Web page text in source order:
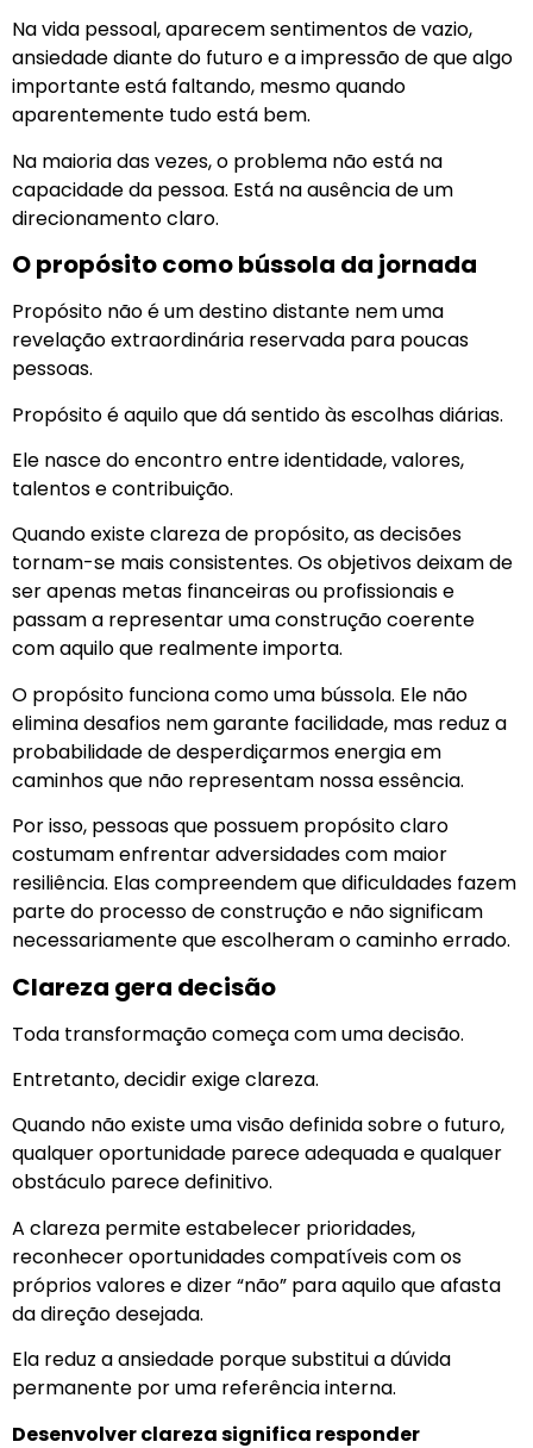
Na vida pessoal, aparecem sentimentos de vazio,
ansiedade diante do futuro e a impressão de que algo
importante está faltando, mesmo quando
aparentemente tudo está bem.
Na maioria das vezes, o problema não está na
capacidade da pessoa. Está na ausência de um
direcionamento claro.
O propósito como bússola da jornada
Propósito não é um destino distante nem uma
revelação extraordinária reservada para poucas
pessoas.
Propósito é aquilo que dá sentido às escolhas diárias.
Ele nasce do encontro entre identidade, valores,
talentos e contribuição.
Quando existe clareza de propósito, as decisões
tornam-se mais consistentes. Os objetivos deixam de
ser apenas metas financeiras ou profissionais e
passam a representar uma construção coerente
com aquilo que realmente importa.
O propósito funciona como uma bússola. Ele não
elimina desafios nem garante facilidade, mas reduz a
probabilidade de desperdiçarmos energia em
caminhos que não representam nossa essência.
Por isso, pessoas que possuem propósito claro
costumam enfrentar adversidades com maior
resiliência. Elas compreendem que dificuldades fazem
parte do processo de construção e não significam
necessariamente que escolheram o caminho errado.
Clareza gera decisão
Toda transformação começa com uma decisão.
Entretanto, decidir exige clareza.
Quando não existe uma visão definida sobre o futuro,
qualquer oportunidade parece adequada e qualquer
obstáculo parece definitivo.
A clareza permite estabelecer prioridades,
reconhecer oportunidades compatíveis com os
próprios valores e dizer “não” para aquilo que afasta
da direção desejada.
Ela reduz a ansiedade porque substitui a dúvida
permanente por uma referência interna.
Desenvolver clareza significa responder